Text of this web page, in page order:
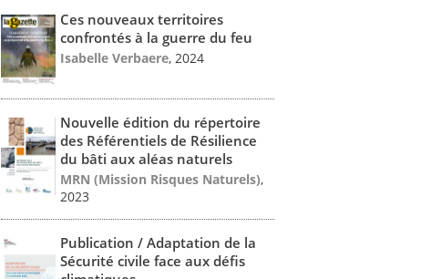
Ces nouveaux territoires
confrontés à la guerre du feu
Isabelle Verbaere, 2024
Nouvelle édition du répertoire
des Référentiels de Résilience
du bâti aux aléas naturels
MRN (Mission Risques Naturels),
2023
Publication / Adaptation de la
Sécurité civile face aux défis